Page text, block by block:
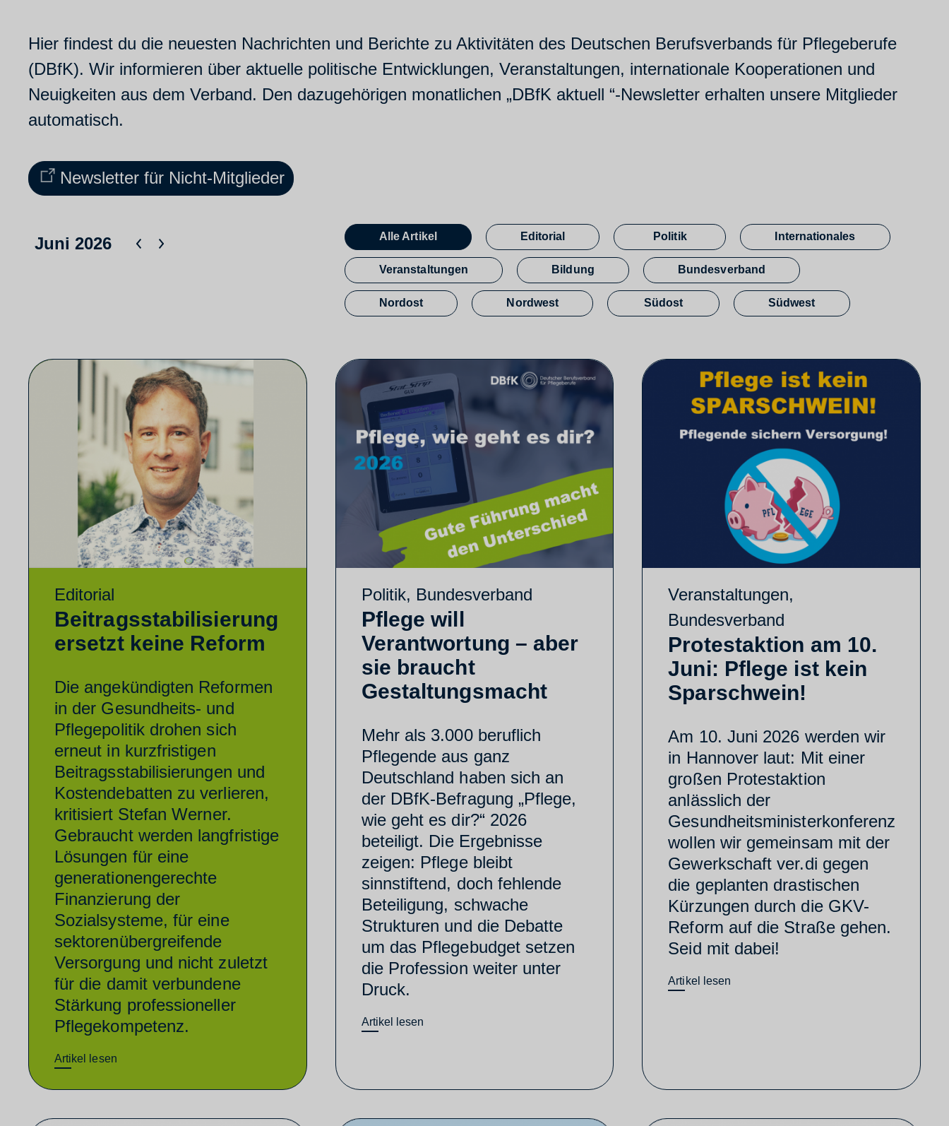
Hier findest du die neuesten Nachrichten und Berichte zu Aktivitäten des Deutschen Berufsverbands für Pflegeberufe
(DBfK). Wir informieren über aktuelle politische Entwicklungen, Veranstaltungen, internationale Kooperationen und
Neuigkeiten aus dem Verband. Den dazugehörigen monatlichen „DBfK aktuell “-Newsletter erhalten unsere Mitglieder
automatisch.
Newsletter für Nicht-Mitglieder
Juni 2026 Alle Artikel Editorial Politik Internationales
Veranstaltungen Bildung Bundesverband
Nordost Nordwest Südost Südwest
Editorial
Beitragsstabilisierung
ersetzt keine Reform
Die angekündigten Reformen
in der Gesundheits- und
Pflegepolitik drohen sich
erneut in kurzfristigen
Beitragsstabilisierungen und
Kostendebatten zu verlieren,
kritisiert Stefan Werner.
Gebraucht werden langfristige
Lösungen für eine
generationengerechte
Finanzierung der
Sozialsysteme, für eine
sektorenübergreifende
Versorgung und nicht zuletzt
für die damit verbundene
Stärkung professioneller
Pflegekompetenz.
Artikel lesen
Politik, Bundesverband
Pflege will
Verantwortung – aber
sie braucht
Gestaltungsmacht
Mehr als 3.000 beruflich
Pflegende aus ganz
Deutschland haben sich an
der DBfK-Befragung „Pflege,
wie geht es dir?“ 2026
beteiligt. Die Ergebnisse
zeigen: Pflege bleibt
sinnstiftend, doch fehlende
Beteiligung, schwache
Strukturen und die Debatte
um das Pflegebudget setzen
die Profession weiter unter
Druck.
Artikel lesen
Veranstaltungen,
Bundesverband
Protestaktion am 10.
Juni: Pflege ist kein
Sparschwein!
Am 10. Juni 2026 werden wir
in Hannover laut: Mit einer
großen Protestaktion
anlässlich der
Gesundheitsministerkonferenz
wollen wir gemeinsam mit der
Gewerkschaft ver.di gegen
die geplanten drastischen
Kürzungen durch die GKV-
Reform auf die Straße gehen.
Seid mit dabei!
Artikel lesen